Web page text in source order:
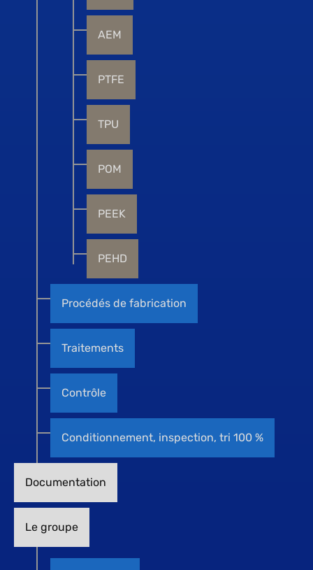
AEM
PTFE
TPU
POM
PEEK
PEHD
Procédés de fabrication
Traitements
Contrôle
Conditionnement, inspection, tri 100 %
Documentation
Le groupe